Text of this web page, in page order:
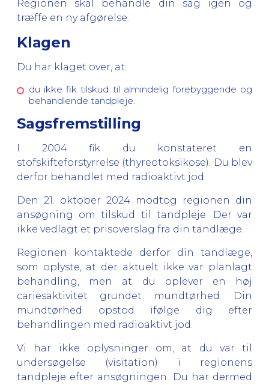
Regionen skal behandle din sag igen og
træffe en ny afgørelse.
Klagen
Du har klaget over, at:
du ikke fik tilskud til almindelig forebyggende og
behandlende tandpleje.
Sagsfremstilling
I 2004 fik du konstateret en
stofskifteforstyrrelse (thyreotoksikose). Du blev
derfor behandlet med radioaktivt jod.
Den 21. oktober 2024 modtog regionen din
ansøgning om tilskud til tandpleje. Der var
ikke vedlagt et prisoverslag fra din tandlæge.
Regionen kontaktede derfor din tandlæge,
som oplyste, at der aktuelt ikke var planlagt
behandling, men at du oplever en høj
cariesaktivitet grundet mundtørhed. Din
mundtørhed opstod ifølge dig efter
behandlingen med radioaktivt jod.
Vi har ikke oplysninger om, at du var til
undersøgelse (visitation) i regionens
tandpleje efter ansøgningen. Du har dermed